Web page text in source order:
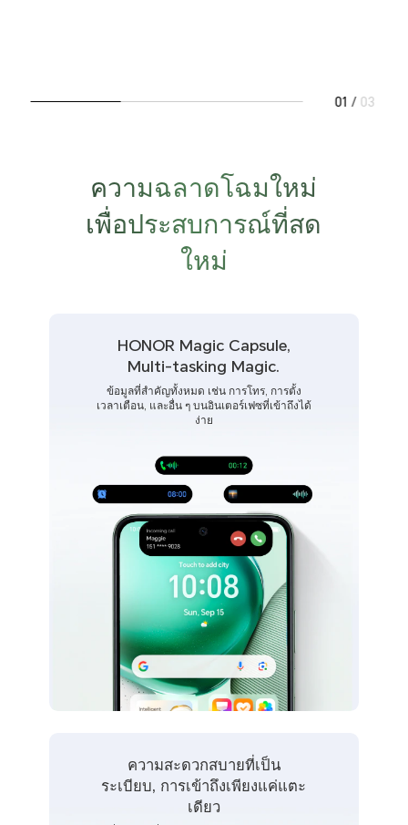
01 / 03
ความฉลาดโฉมใหม่
เพื่อประสบการณ์ที่สด
ใหม่
HONOR Magic Capsule,
Multi-tasking Magic.
ข้อมูลที่สำคัญทั้งหมด เช่น การโทร, การตั้ง
เวลาเตือน, และอื่น ๆ บนอินเตอร์เฟซที่เข้าถึงได้
ง่าย
ความสะดวกสบายที่เป็น
ระเบียบ, การเข้าถึงเพียงแค่แตะ
เดียว